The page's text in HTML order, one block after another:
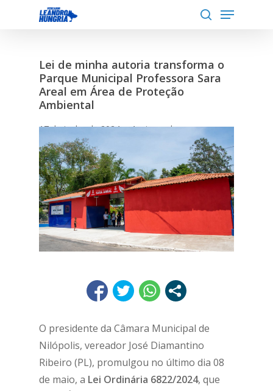
Menu
Lei de minha autoria transforma o
Parque Municipal Professora Sara
Areal em Área de Proteção
Ambiental
17 de junho de 2024 4 min read
O presidente da Câmara Municipal de
Nilópolis, vereador José Diamantino
Ribeiro (PL), promulgou no último dia 08
de maio, a Lei Ordinária 6822/2024, que